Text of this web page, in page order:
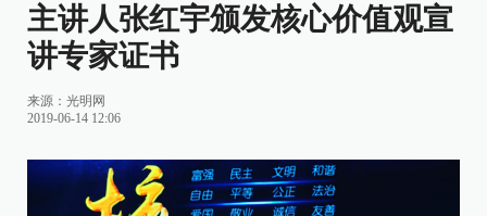
主讲人张红宇颁发核心价值观宣
讲专家证书
来源： 光明网
2019-06-14 12:06